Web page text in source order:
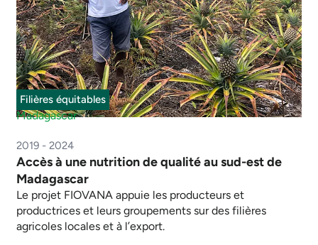
Filières équitables
Madagascar
2019 - 2024
Accès à une nutrition de qualité au sud-est de
Madagascar
Le projet FIOVANA appuie les producteurs et
productrices et leurs groupements sur des filières
agricoles locales et à l’export.